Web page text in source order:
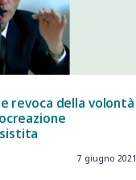
revoca della volontà
7 giugno 2021